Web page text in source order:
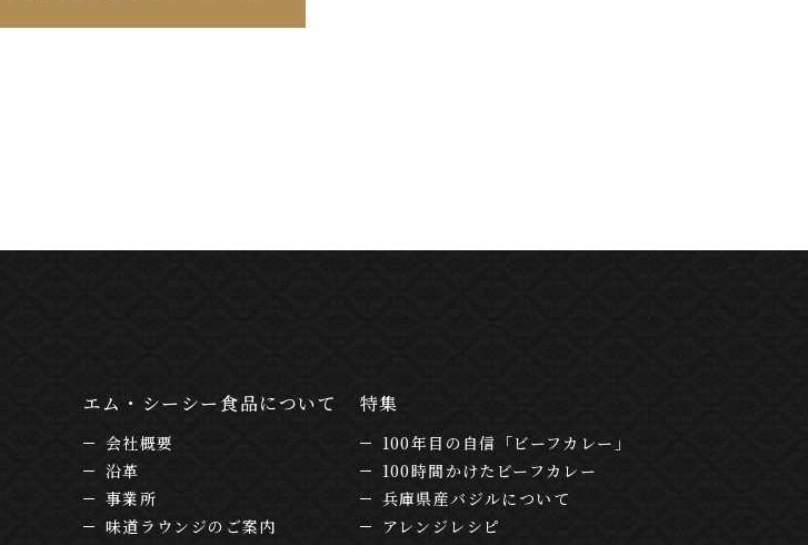
エム・シーシー食品について
会社概要
沿革
事業所
味道ラウンジのご案内
特集
100年目の自信「ビーフカレー」
100時間かけたビーフカレー
兵庫県産バジルについて
アレンジレシピ